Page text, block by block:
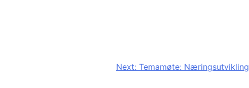
Next: Temamøte: Næringsutvikling